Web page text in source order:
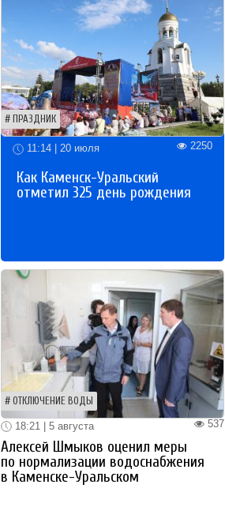
ПРАЗДНИК
11:14 | 20 июля 2250
Как Каменск-Уральский
отметил 325 день рождения
ОТКЛЮЧЕНИЕ ВОДЫ
537
18:21 | 5 августа
Алексей Шмыков оценил меры
по нормализации водоснабжения
в Каменске-Уральском